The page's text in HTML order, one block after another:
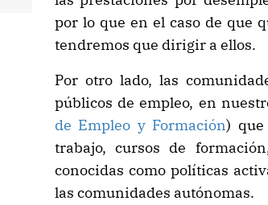
por lo que en el caso de que
tendremos que dirigir a ellos.
Por otro lado, las
públicos de empleo, en
de Empleo y Formación) que
trabajo, cursos de
conocidas como políticas
las comunidades autónomas.